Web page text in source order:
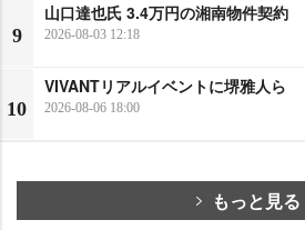
9
山口達也氏 3.4万円の湘南物件契約
2026-08-03 12:18
10
VIVANTリアルイベントに堺雅人ら
2026-08-06 18:00
もっと見る